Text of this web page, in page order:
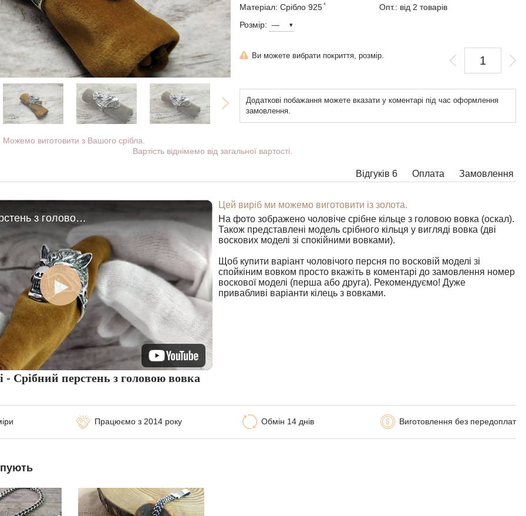
Матеріал: Срібло 925 ̊
Опт.: від 2 товарів
Розмір:
Ви можете вибрати покриття, розмір.
Додаткові побажання можете вказати у коментарі під час оформлення
замовлення.
Можемо виготовити з Вашого срібла.
Вартість віднімемо від загальної вартості.
Відгуків 6 Замовлення
Оплата
Срібний перстень з головою вовка
- Срібний перстень з головою вовка
Цей виріб ми можемо виготовити із золота.
На фото зображено чоловіче срібне кільце з головою вовка (оскал).
Також представлені модель срібного кільця у вигляді вовка (дві
воскових моделі зі спокійними вовками).
Щоб купити варіант чоловічого персня по восковій моделі зі
спойкіним вовком просто вкажіть в коментарі до замовлення номер
воскової моделі (перша або друга). Рекомендуємо! Дуже
привабливі варіанти кілець з вовками.
Обмін 14 днів Виготовлення без передоплат
Працюємо з 2014 року